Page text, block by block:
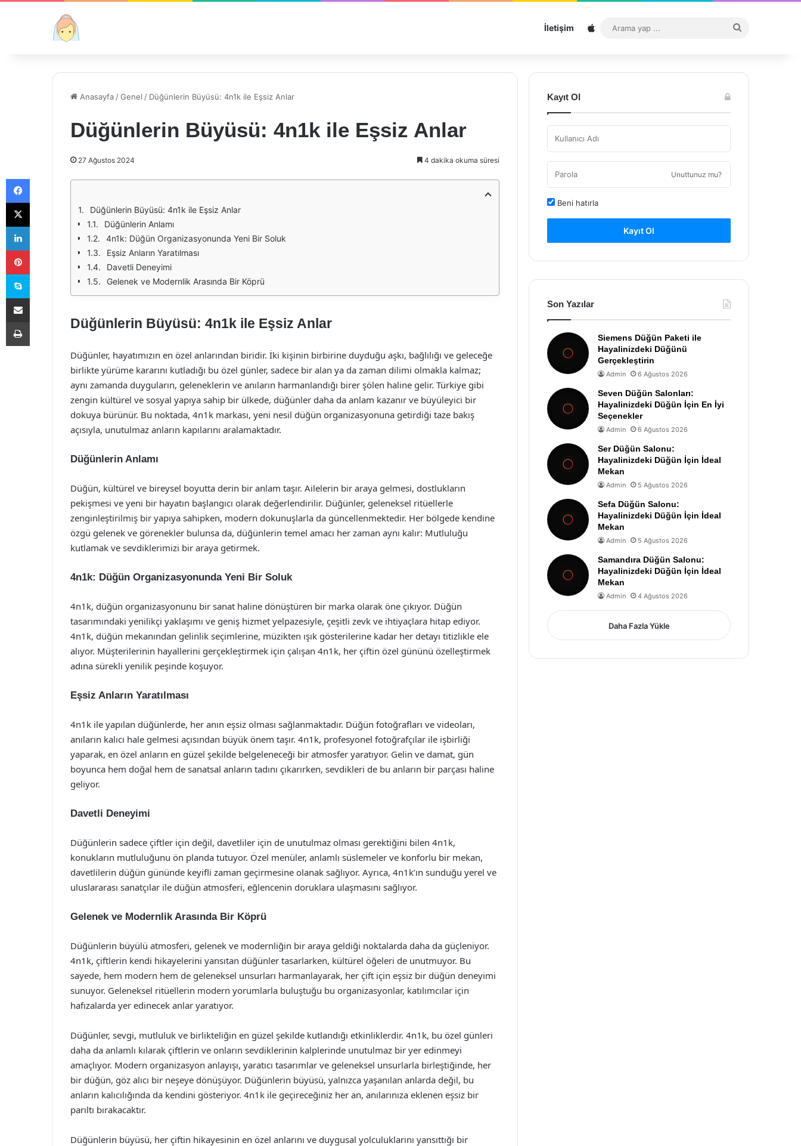
İletişim Sitemap
...
Anasayfa /Genel / Düğünlerin Büyüsü: 4n1k ile Eşsiz Anlar
Düğünlerin Büyüsü: 4n1k ile Eşsiz Anlar
27 Ağustos 2024 4 dakika okuma süresi
Düğünlerin Büyüsü: 4n1k ile Eşsiz Anlar
Düğünlerin Anlamı
4n1k: Düğün Organizasyonunda Yeni Bir Soluk
Eşsiz Anların Yaratılması
Davetli Deneyimi
Gelenek ve Modernlik Arasında Bir Köprü
Düğünlerin Büyüsü: 4n1k ile Eşsiz Anlar
Düğünler, hayatımızın en özel anlarından biridir. İki kişinin birbirine duyduğu aşkı, bağlılığı ve geleceğe
birlikte yürüme kararını kutladığı bu özel günler, sadece bir alan ya da zaman dilimi olmakla kalmaz;
aynı zamanda duyguların, geleneklerin ve anıların harmanlandığı birer şölen haline gelir. Türkiye gibi
zengin kültürel ve sosyal yapıya sahip bir ülkede, düğünler daha da anlam kazanır ve büyüleyici bir
dokuya bürünür. Bu noktada, 4n1k markası, yeni nesil düğün organizasyonuna getirdiği taze bakış
açısıyla, unutulmaz anların kapılarını aralamaktadır.
Düğünlerin Anlamı
Düğün, kültürel ve bireysel boyutta derin bir anlam taşır. Ailelerin bir araya gelmesi, dostlukların
pekişmesi ve yeni bir hayatın başlangıcı olarak değerlendirilir. Düğünler, geleneksel ritüellerle
zenginleştirilmiş bir yapıya sahipken, modern dokunuşlarla da güncellenmektedir. Her bölgede kendine
özgü gelenek ve görenekler bulunsa da, düğünlerin temel amacı her zaman aynı kalır: Mutluluğu
kutlamak ve sevdiklerimizi bir araya getirmek.
4n1k: Düğün Organizasyonunda Yeni Bir Soluk
4n1k, düğün organizasyonunu bir sanat haline dönüştüren bir marka olarak öne çıkıyor. Düğün
tasarımındaki yenilikçi yaklaşımı ve geniş hizmet yelpazesiyle, çeşitli zevk ve ihtiyaçlara hitap ediyor.
4n1k, düğün mekanından gelinlik seçimlerine, müzikten ışık gösterilerine kadar her detayı titizlikle ele
alıyor. Müşterilerinin hayallerini gerçekleştirmek için çalışan 4n1k, her çiftin özel gününü özelleştirmek
adına sürekli yenilik peşinde koşuyor.
Eşsiz Anların Yaratılması
4n1k ile yapılan düğünlerde, her anın eşsiz olması sağlanmaktadır. Düğün fotoğrafları ve videoları,
anıların kalıcı hale gelmesi açısından büyük önem taşır. 4n1k, profesyonel fotoğrafçılar ile işbirliği
yaparak, en özel anların en güzel şekilde belgeleneceği bir atmosfer yaratıyor. Gelin ve damat, gün
boyunca hem doğal hem de sanatsal anların tadını çıkarırken, sevdikleri de bu anların bir parçası haline
geliyor.
Davetli Deneyimi
Düğünlerin sadece çiftler için değil, davetliler için de unutulmaz olması gerektiğini bilen 4n1k,
konukların mutluluğunu ön planda tutuyor. Özel menüler, anlamlı süslemeler ve konforlu bir mekan,
davetlilerin düğün gününde keyifli zaman geçirmesine olanak sağlıyor. Ayrıca, 4n1k’ın sunduğu yerel ve
uluslararası sanatçılar ile düğün atmosferi, eğlencenin doruklara ulaşmasını sağlıyor.
Gelenek ve Modernlik Arasında Bir Köprü
Düğünlerin büyülü atmosferi, gelenek ve modernliğin bir araya geldiği noktalarda daha da güçleniyor.
4n1k, çiftlerin kendi hikayelerini yansıtan düğünler tasarlarken, kültürel öğeleri de unutmuyor. Bu
sayede, hem modern hem de geleneksel unsurları harmanlayarak, her çift için eşsiz bir düğün deneyimi
sunuyor. Geleneksel ritüellerin modern yorumlarla buluştuğu bu organizasyonlar, katılımcılar için
hafızalarda yer edinecek anlar yaratıyor.
Düğünler, sevgi, mutluluk ve birlikteliğin en güzel şekilde kutlandığı etkinliklerdir. 4n1k, bu özel günleri
daha da anlamlı kılarak çiftlerin ve onların sevdiklerinin kalplerinde unutulmaz bir yer edinmeyi
amaçlıyor. Modern organizasyon anlayışı, yaratıcı tasarımlar ve geleneksel unsurlarla birleştiğinde, her
bir düğün, göz alıcı bir neşeye dönüşüyor. Düğünlerin büyüsü, yalnızca yaşanılan anlarda değil, bu
anların kalıcılığında da kendini gösteriyor. 4n1k ile geçireceğiniz her an, anılarınıza eklenen eşsiz bir
parıltı bırakacaktır.
Düğünlerin büyüsü, her çiftin hikayesinin en özel anlarını ve duygusal yolculuklarını yansıttığı bir
Kayıt Ol
Unuttunuz mu?
Beni hatırla
Kayıt Ol
Son Yazılar
Siemens Düğün Paketi ile
Hayalinizdeki Düğünü
Gerçekleştirin
Admin 6 Ağustos 2026
Seven Düğün Salonları:
Hayalinizdeki Düğün İçin En İyi
Seçenekler
Admin 6 Ağustos 2026
Ser Düğün Salonu:
Hayalinizdeki Düğün İçin İdeal
Mekan
Admin 5 Ağustos 2026
Sefa Düğün Salonu:
Hayalinizdeki Düğün İçin İdeal
Mekan
Admin 5 Ağustos 2026
Samandıra Düğün Salonu:
Hayalinizdeki Düğün İçin İdeal
Mekan
Admin 4 Ağustos 2026
Daha Fazla Yükle
Facebook
X
LinkedIn
Pinterest
Skype
E-Posta ile paylaş